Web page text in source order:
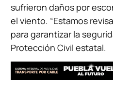
sufrieron daños por
el viento. “Estamos
para garantizar la
Protección Civil estatal.